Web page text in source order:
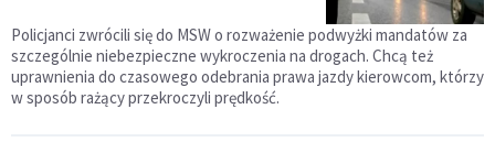
Policjanci zwrócili się do MSW o rozważenie podwyżki mandatów za
szczególnie niebezpieczne wykroczenia na drogach. Chcą też
uprawnienia do czasowego odebrania prawa jazdy kierowcom, którzy
w sposób rażący przekroczyli prędkość.